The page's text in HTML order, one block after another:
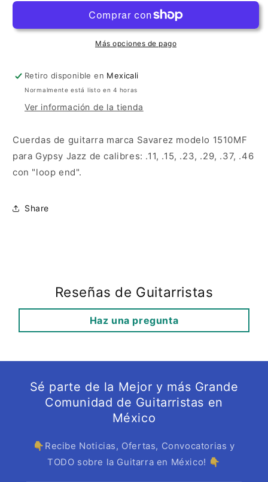
Loop
.11
Loop
EndMás opciones de pago
Retiro disponible en Mexicali
Normalmente está listo en 4 horas
Ver información de la tienda
Cuerdas de guitarra marca Savarez modelo 1510MF
para Gypsy Jazz de calibres: .11, .15, .23, .29, .37, .46
con "loop end".
Share
Reseñas de Guitarristas
Haz una pregunta
Sé parte de la Mejor y más Grande
Comunidad de Guitarristas en
México
👇Recibe Noticias, Ofertas, Convocatorias y
TODO sobre la Guitarra en México! 👇